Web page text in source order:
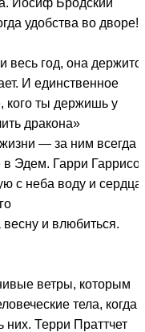
удобства во
весь год, она
И единственное
кого ты держишь у
дракона»
— за ним всегда
Эдем. Гарри
с неба воду и сердца
и влюбиться.
ветры, которым
тела, когда
них. Терри Праттчет